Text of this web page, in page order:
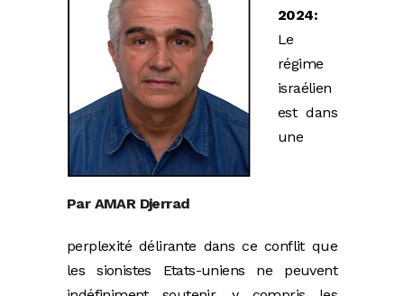
Par AMAR Djerrad
2024:
Le
régime
israélien
est dans
une
perplexité délirante dans ce conflit que
les sionistes Etats-uniens ne peuvent